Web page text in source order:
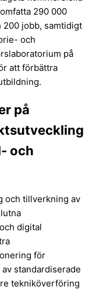
290 000
200 jobb, samtidigt
och
på
att förbättra
på
och
och tillverkning av
digital
för
standardiserade
tekniköverföring